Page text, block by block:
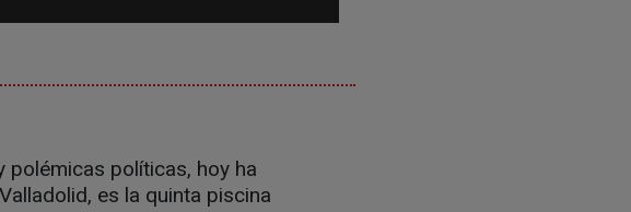
políticas, hoy ha
es la quinta piscina